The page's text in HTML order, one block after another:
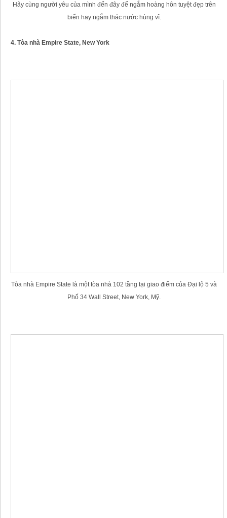
Hãy cùng người yêu của mình đến đây để ngắm hoàng hôn tuyệt đẹp trên
biển hay ngắm thác nước hùng vĩ.
4. Tòa nhà Empire State, New York
Tòa nhà Empire State là một tòa nhà 102 tầng tại giao điểm của Đại lộ 5 và
Phố 34 Wall Street, New York, Mỹ.